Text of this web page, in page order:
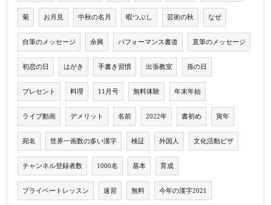
菊 お月見 中秋の名月 暇つぶし 芸術の秋 なぜ
自筆のメッセージ 余興 パフォーマンス書道 直筆のメッセージ
初恋の日 はがき 手書き習慣 出張教室 孫の日
プレセント 料理 11月号 無料体験 年末年始
ライブ動画 デメリット 名前 2022年 書初め 寅年
宛名 世界一画数の多い漢字 検証 外国人 文化活動ビザ
チャンネル登録者数 1000名 基本 育成
プライベートレッスン 速習 無料 今年の漢字2021